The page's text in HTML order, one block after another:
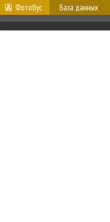
Фотобус База данных